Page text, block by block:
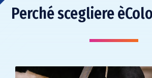
Perché scegliere